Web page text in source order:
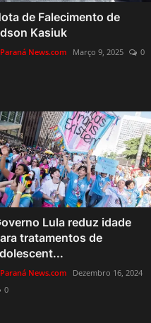
de Falecimento de
Kasiuk
Paraná News.com Março 9, 2025 0
Lula reduz idade
tratamentos de
Paraná News.com
Dezembro 16, 2024
0